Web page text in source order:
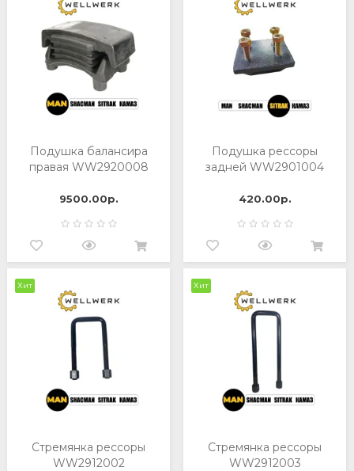
Подушка балансира
правая WW2920008
9500.00р.
Подушка рессоры
задней WW2901004
420.00р.
Хит
Стремянка рессоры
WW2912002
Хит
Стремянка рессоры
WW2912003